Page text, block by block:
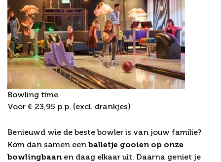
Bowling time
Voor € 23,95 p.p. (excl. drankjes)
Benieuwd wie de beste bowler is van jouw familie?
Kom dan samen een balletje gooien op onze
bowlingbaan en daag elkaar uit. Daarna geniet je